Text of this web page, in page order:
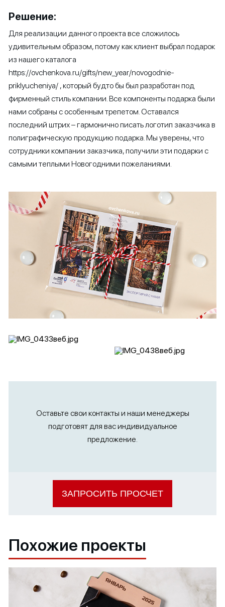
Решение:
Для реализации данного проекта все сложилось
удивительным образом, потому как клиент выбрал подарок
из нашего каталога
https://ovchenkova.ru/gifts/new_year/novogodnie-
priklyucheniya/ , который будто бы был разработан под
фирменный стиль компании. Все компоненты подарка были
нами собраны с особенным трепетом. Оставался
последний штрих – гармонично писать логотип заказчика в
полиграфическую продукцию подарка. Мы уверены, что
сотрудники компании заказчика, получили эти подарки с
самыми теплыми Новогодними пожеланиями.
ЗАПРОСИТЬ ПРОСЧЕТ
Оставьте свои контакты и наши менеджеры
подготовят для вас индивидуальное
предложение.
Похожие проекты